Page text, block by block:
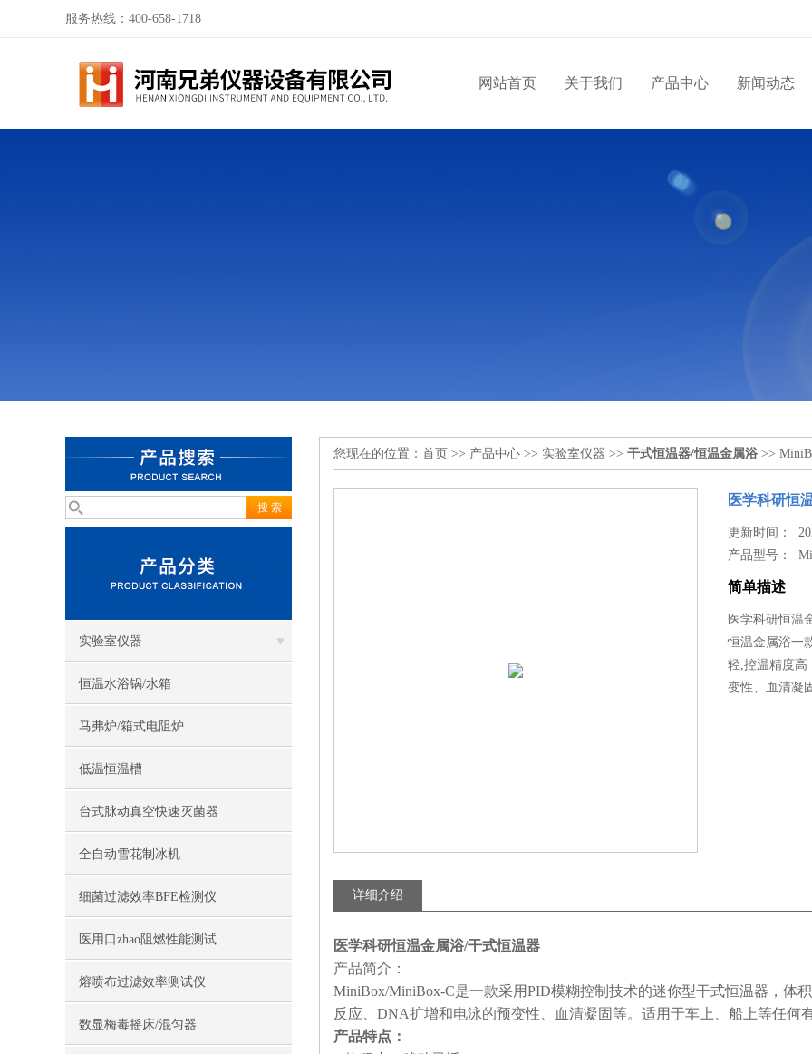
服务热线：400-658-1718
网站首页 关于我们 产品中心 新闻动态
实验室仪器
恒温水浴锅/水箱
马弗炉/箱式电阻炉
低温恒温槽
台式脉动真空快速灭菌器
全自动雪花制冰机
细菌过滤效率BFE检测仪
医用口zhao阻燃性能测试
熔喷布过滤效率测试仪
数显梅毒摇床/混匀器
您现在的位置： 首页 >> 产品中心 >> 实验室仪器 >> 干式恒温器/恒温金属浴 >>
医学科研恒
更新时间：
产品型号：
简单描述
医学科研恒温
恒温金属浴一
轻,控温精度高
变性、血清凝
详细介绍
医学科研恒温金属浴/干式恒温器
产品简介：
MiniBox/MiniBox-C是一款采用PID模糊控制技术的迷你型干式恒温器，体
反应、DNA扩增和电泳的预变性、血清凝固等。适用于车上、船上等任何
产品特点：